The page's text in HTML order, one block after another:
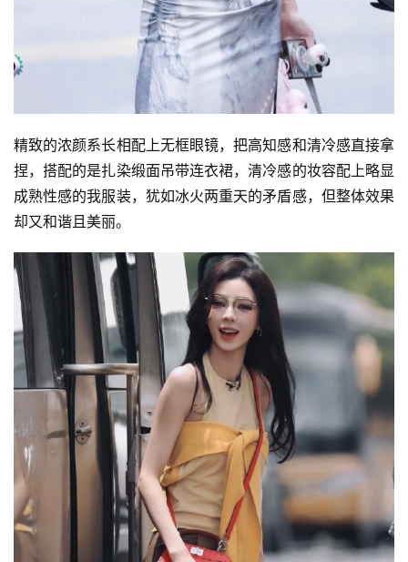
精致的浓颜系长相配上无框眼镜，把高知感和清冷感直接拿
捏，搭配的是扎染缎面吊带连衣裙，清冷感的妆容配上略显
成熟性感的我服装，犹如冰火两重天的矛盾感，但整体效果
却又和谐且美丽。